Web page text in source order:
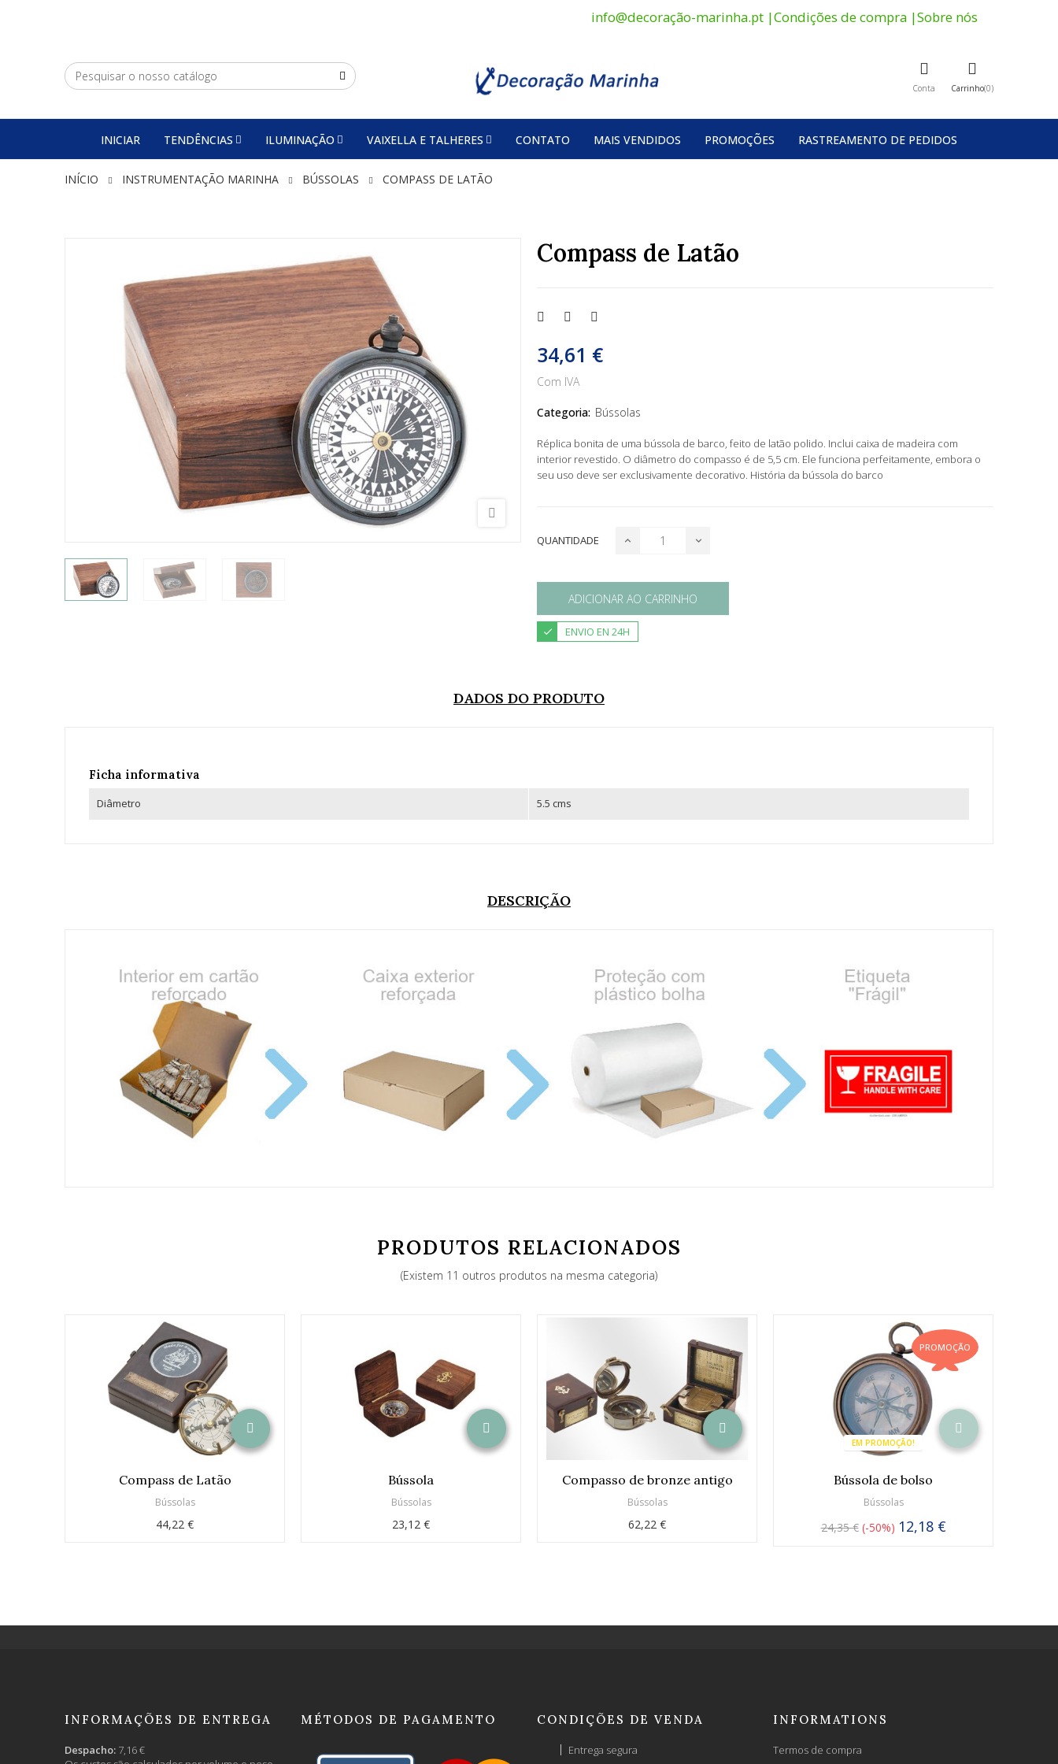
info@decoração-marinha.pt |Condições de compra |Sobre nós
Conta Carrinho 0
INICIAR TENDÊNCIAS ILUMINAÇÃO VAIXELLA E TALHERES CONTATO MAIS VENDIDOS PROMOÇÕES RASTREAMENTO DE PEDIDOS
INÍCIO INSTRUMENTAÇÃO MARINHA BÚSSOLAS COMPASS DE LATÃO
Compass de Latão
34,61 €
Com IVA
Categoria: Bússolas
Réplica bonita de uma bússola de barco, feito de latão polido. Inclui caixa de madeira com
interior revestido. O diâmetro do compasso é de 5,5 cm. Ele funciona perfeitamente, embora o
seu uso deve ser exclusivamente decorativo. História da bússola do barco
QUANTIDADE
ADICIONAR AO CARRINHO
ENVIO EN 24H
DADOS DO PRODUTO
Ficha informativa
Diâmetro 5.5 cms
DESCRIÇÃO
PRODUTOS RELACIONADOS
(Existem 11 outros produtos na mesma categoria)
Compass de Latão
Bússolas
44,22 €
Bússola
Bússolas
23,12 €
Compasso de bronze antigo
Bússolas
62,22 €
EM PROMOÇÃO!
PROMOÇÃO
Bússola de bolso
Bússolas
24,35 € -50% 12,18 €
INFORMAÇÕES DE ENTREGA
Despacho: 7,16 €
MÉTODOS DE PAGAMENTO CONDIÇÕES DE VENDA
Entrega segura
INFORMATIONS
Termos de compra